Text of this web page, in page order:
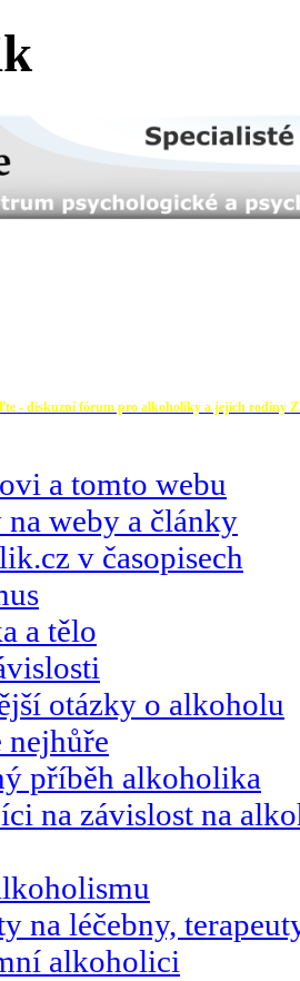
- diskuzní fórum pro alkoholiky a jejich rodiny
a tomto webu
na weby a články
v časopisech
a tělo
otázky o alkoholu
příběh alkoholika
na závislost na
na léčebny,
alkoholici